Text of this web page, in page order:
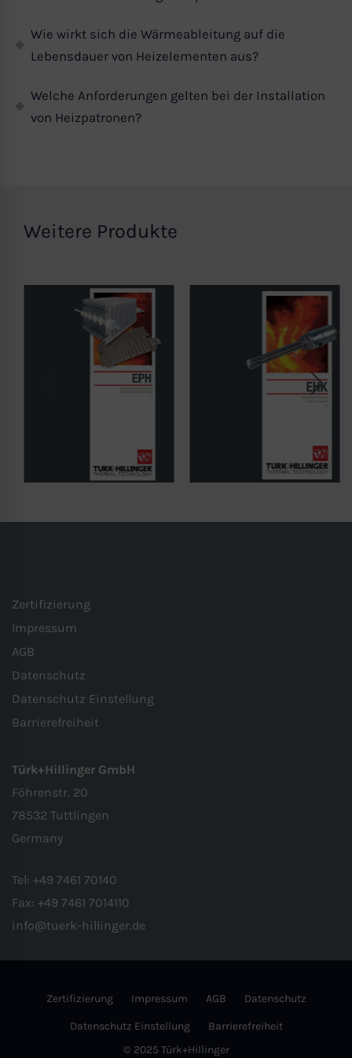
Wie wirkt sich die Wärmeableitung auf die
Lebensdauer von Heizelementen aus?
Welche Anforderungen gelten bei der Installation
von Heizpatronen?
Weitere Produkte
Zertifizierung
Impressum
AGB
Datenschutz
Datenschutz Einstellung
Barrierefreiheit
Türk+Hillinger GmbH
Föhrenstr. 20
78532 Tuttlingen
Germany
Tel: +49 7461 70140
Fax: +49 7461 7014110
info@tuerk-hillinger.de
Zertifizierung Impressum AGB Datenschutz
Datenschutz Einstellung
Barrierefreiheit
© 2025 Türk+Hillinger